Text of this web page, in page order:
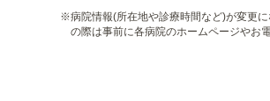
※病院情報(所在地や診療時間など)が変更
の際は事前に各病院のホームページやお